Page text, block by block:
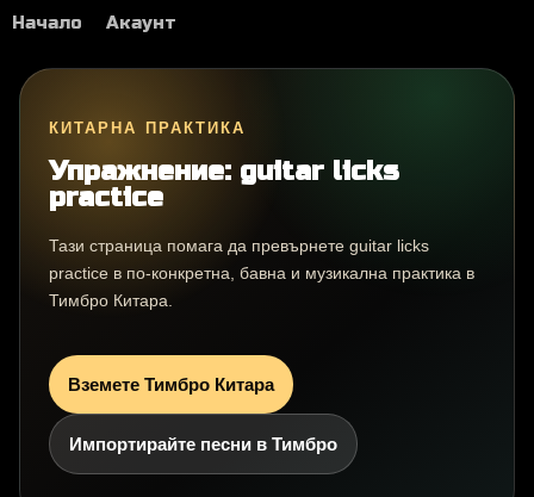
Начало Акаунт
КИТАРНА ПРАКТИКА
Упражнение: guitar licks
practice
Тази страница помага да превърнете guitar licks
practice в по-конкретна, бавна и музикална практика в
Тимбро Китара.
Вземете Тимбро Китара
Импортирайте песни в Тимбро